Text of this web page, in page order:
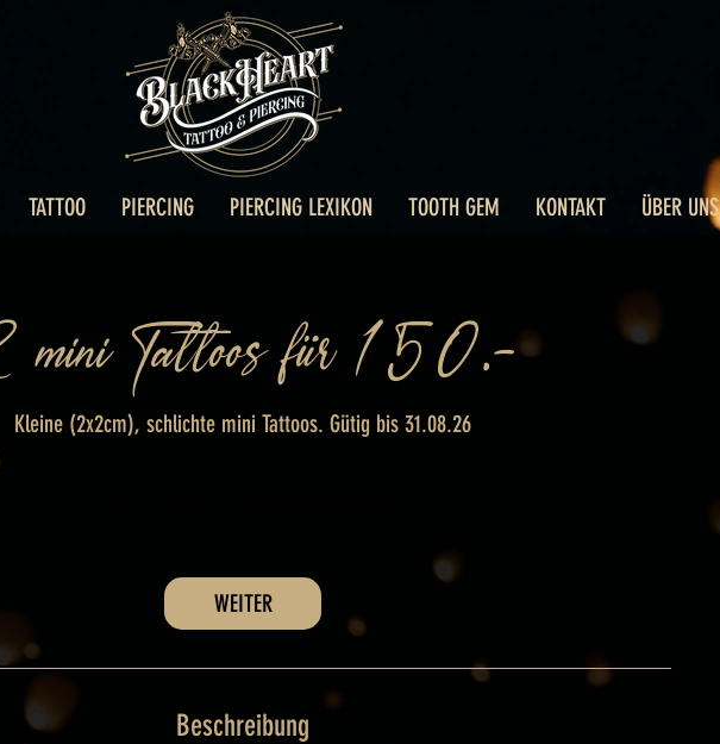
TATTOO PIERCING PIERCING LEXIKON TOOTH GEM KONTAKT ÜBER UNS
mini Tattoos für 150.-
Kleine (2x2cm), schlichte mini Tattoos. Gütig bis 31.08.26
WEITER
Beschreibung